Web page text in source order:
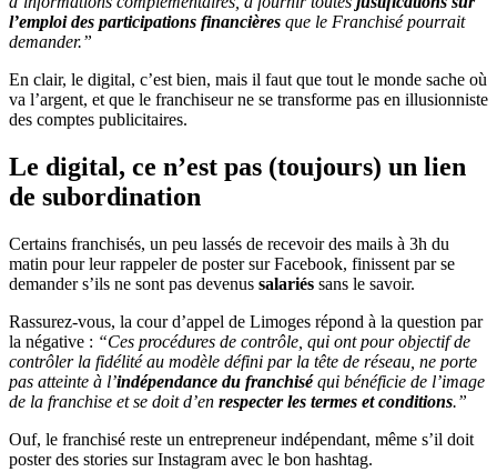
l’emploi des participations financières que le Franchisé pourrait
demander.”
En clair, le digital, c’est bien, mais il faut que tout le monde sache où
va l’argent, et que le franchiseur ne se transforme pas en illusionniste
des comptes publicitaires.
Le digital, ce n’est pas (toujours) un lien
de subordination
Certains franchisés, un peu lassés de recevoir des mails à 3h du
matin pour leur rappeler de poster sur Facebook, finissent par se
demander s’ils ne sont pas devenus salariés sans le savoir.
Rassurez-vous, la cour d’appel de Limoges répond à la question par
la négative : “Ces procédures de contrôle, qui ont pour objectif de
contrôler la fidélité au modèle défini par la tête de réseau, ne porte
pas atteinte à l’indépendance du franchiséqui bénéficie de l’image
de la franchise et se doit d’en respecter les termes et conditions.”
Ouf, le franchisé reste un entrepreneur indépendant, même s’il doit
poster des stories sur Instagram avec le bon hashtag.